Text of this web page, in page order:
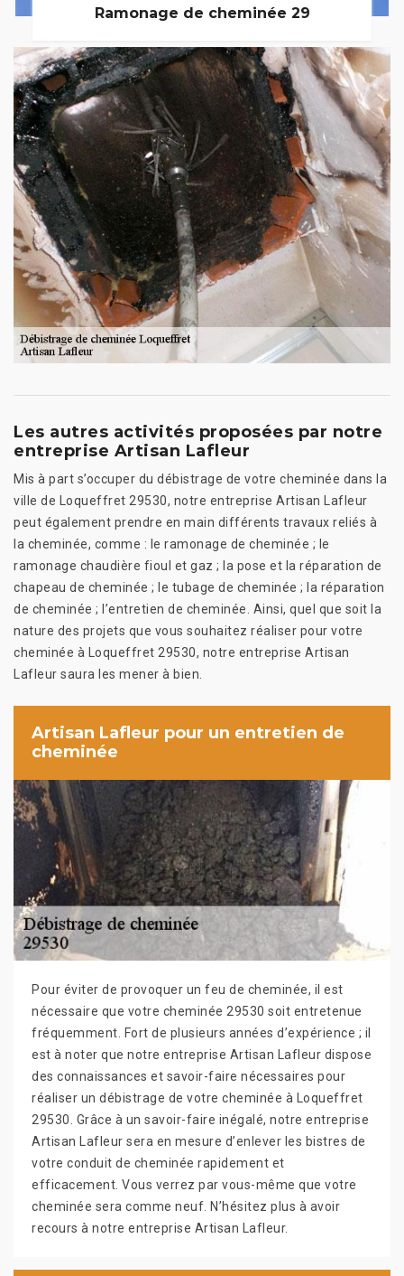
Ramonage de cheminée 29
Les autres activités proposées par notre
entreprise Artisan Lafleur
Mis à part s’occuper du débistrage de votre cheminée dans la
ville de Loqueffret 29530, notre entreprise Artisan Lafleur
peut également prendre en main différents travaux reliés à
la cheminée, comme : le ramonage de cheminée ; le
ramonage chaudière fioul et gaz ; la pose et la réparation de
chapeau de cheminée ; le tubage de cheminée ; la réparation
de cheminée ; l’entretien de cheminée. Ainsi, quel que soit la
nature des projets que vous souhaitez réaliser pour votre
cheminée à Loqueffret 29530, notre entreprise Artisan
Lafleur saura les mener à bien.
Artisan Lafleur pour un entretien de
cheminée
Pour éviter de provoquer un feu de cheminée, il est
nécessaire que votre cheminée 29530 soit entretenue
fréquemment. Fort de plusieurs années d’expérience ; il
est à noter que notre entreprise Artisan Lafleur dispose
des connaissances et savoir-faire nécessaires pour
réaliser un débistrage de votre cheminée à Loqueffret
29530. Grâce à un savoir-faire inégalé, notre entreprise
Artisan Lafleur sera en mesure d’enlever les bistres de
votre conduit de cheminée rapidement et
efficacement. Vous verrez par vous-même que votre
cheminée sera comme neuf. N’hésitez plus à avoir
recours à notre entreprise Artisan Lafleur.